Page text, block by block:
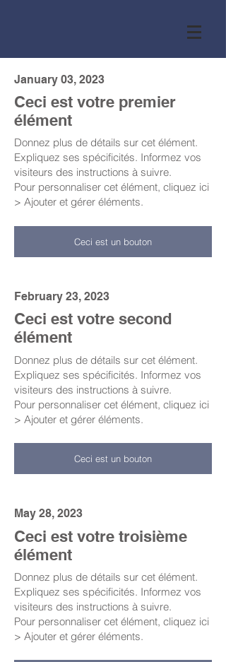
January 03, 2023
Ceci est votre premier
élément
Donnez plus de détails sur cet élément.
Expliquez ses spécificités. Informez vos
visiteurs des instructions à suivre.
Pour personnaliser cet élément, cliquez ici
> Ajouter et gérer éléments.
Ceci est un bouton
February 23, 2023
Ceci est votre second
élément
Donnez plus de détails sur cet élément.
Expliquez ses spécificités. Informez vos
visiteurs des instructions à suivre.
Pour personnaliser cet élément, cliquez ici
> Ajouter et gérer éléments.
Ceci est un bouton
May 28, 2023
Ceci est votre troisième
élément
Donnez plus de détails sur cet élément.
Expliquez ses spécificités. Informez vos
visiteurs des instructions à suivre.
Pour personnaliser cet élément, cliquez ici
> Ajouter et gérer éléments.